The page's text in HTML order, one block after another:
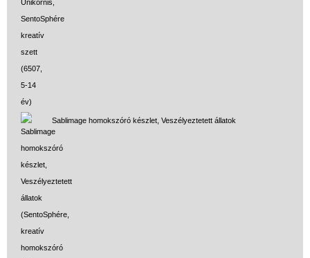
Sablimage homokszóró készlet, Veszélyeztetett állatok